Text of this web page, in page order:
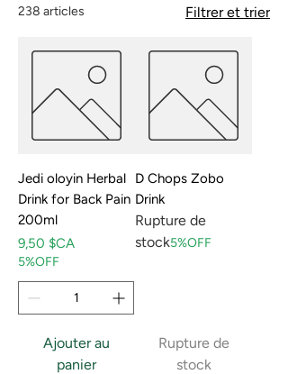
238 articles Filtrer et trier
Jedi oloyin Herbal
Drink for Back Pain
200ml
Prix
9,50 $CA
5%OFF
Ajouter au
panier
D Chops Zobo
Drink
Rupture de
stock5%OFF
Rupture de
stock